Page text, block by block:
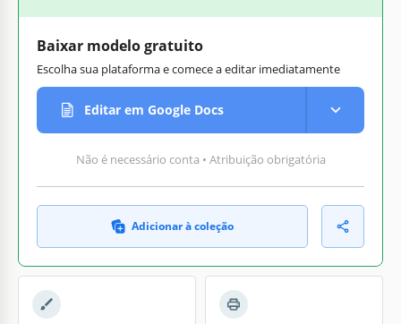
Baixar modelo gratuito
Escolha sua plataforma e comece a editar imediatamente
Editar em Google Docs
Não é necessário conta • Atribuição obrigatória
Adicionar à coleção